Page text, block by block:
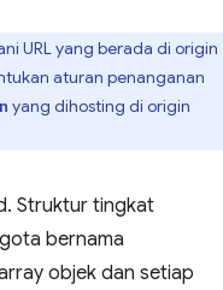
URL yang berada di origin
aturan penanganan
yang dihosting di origin
Struktur tingkat
bernama
objek dan setiap